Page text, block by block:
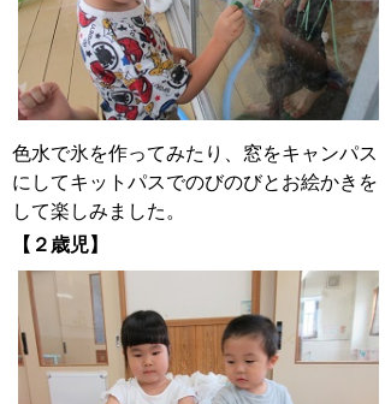
色水で氷を作ってみたり、窓をキャンパス
にしてキットパスでのびのびとお絵かきを
して楽しみました。
【２歳児】